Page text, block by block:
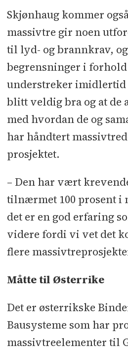
Skjønhaug kommer
massivtre gir noen
til lyd- og brannkrav, og
begrensninger i
understreker imidlertid
blitt veldig bra og at de
med hvordan de og
har håndtert
prosjektet.
– Den har vært
tilnærmet 100 prosent i
det er en god erfaring
videre fordi vi vet det
flere
Måtte til Østerrike
Det er østerrikske
Bausysteme som har
massivtreelementer til